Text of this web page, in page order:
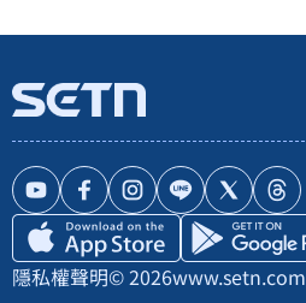
隱私權聲明© 2026www.setn.com